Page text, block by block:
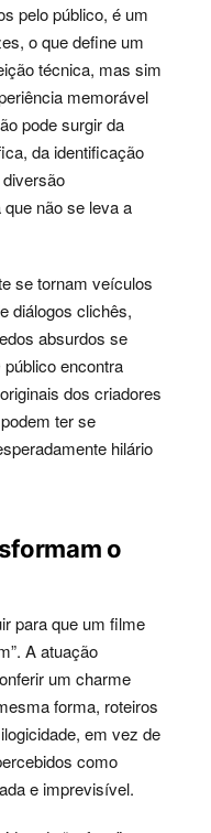
pelo público, é um
o que define um
técnica, mas sim
memorável
pode surgir da
da identificação
não se leva a
se tornam veículos
diálogos clichês,
absurdos se
encontra
dos criadores
ter se
hilário
o
para que um filme
A atuação
um charme
forma, roteiros
em vez de
como
e imprevisível.